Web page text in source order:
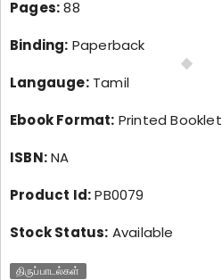
Pages:88
Binding: Paperback
Langauge:Tamil
Ebook Format: Printed Booklet
ISBN:NA
Product Id:PB0079
Stock Status: Available
திருப்பாடல்கள்